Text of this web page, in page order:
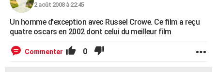
2 août 2008 à 22:45
Un homme d'exception avec Russel Crowe. Ce film a reçu
quatre oscars en 2002 dont celui du meilleur film
Commenter 0